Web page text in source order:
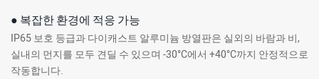
● 복잡한 환경에 적응 가능
IP65 보호 등급과 다이캐스트 알루미늄 방열판은 실외의 바람과 비,
실내의 먼지를 모두 견딜 수 있으며 -30°C에서 +40°C까지 안정적으로
작동합니다.